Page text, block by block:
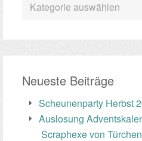
Neueste Beiträge
Scheunenparty Herbst
Auslosung
Scraphexe von